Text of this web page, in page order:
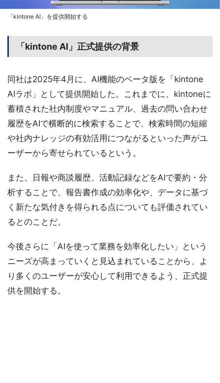
「kintone AI」を提供開始する
「kintone AI」正式提供の背景
同社は2025年4月に、AI機能のベータ版を「kintone
AIラボ」として提供開始した。これまでに、kintoneに
蓄積された社内制度やマニュアル、過去の問い合わせ
履歴をAIで横断的に検索することで、検索時間の短縮
や社内ナレッジの有効活用につながるといった声がユ
ーザーから寄せられているという。
また、日報や商談履歴、活動記録などをAIで要約・分
析することで、報告書作成の効率化や、データに基づ
く新たな気付きを得られる点についても評価されてい
るとのことだ。
今後さらに「AIを使って業務を効率化したい」という
ニーズが高まっていくと見込まれていることから、よ
り多くのユーザーが安心して利用できるよう、正式提
供を開始する。